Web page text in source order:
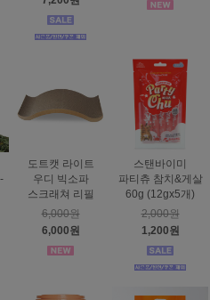
도트캣 라이트
우디 빅소파
스크래쳐 리필
6,000원
6,000원
스탠바이미
파티츄 참치&게살
60g (12gx5개)
2,000원
1,200원